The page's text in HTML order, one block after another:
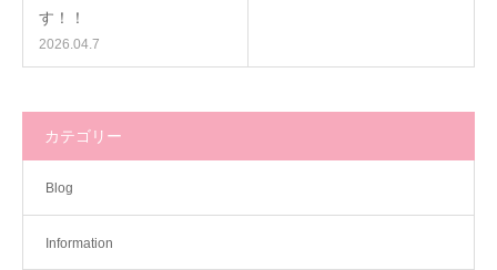
す！！
2026.04.7
カテゴリー
Blog
Information